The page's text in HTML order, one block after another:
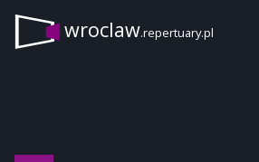
wroclaw.repertuary.pl